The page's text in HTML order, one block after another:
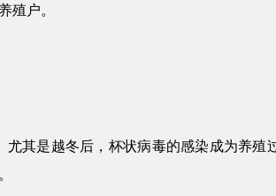
殖户。
其是越冬后，杯状病毒的感染成为养殖